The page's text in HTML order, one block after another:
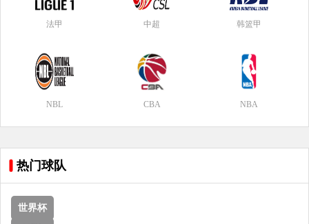
法甲 中超 韩篮甲
NBL CBA NBA
热门球队
世界杯